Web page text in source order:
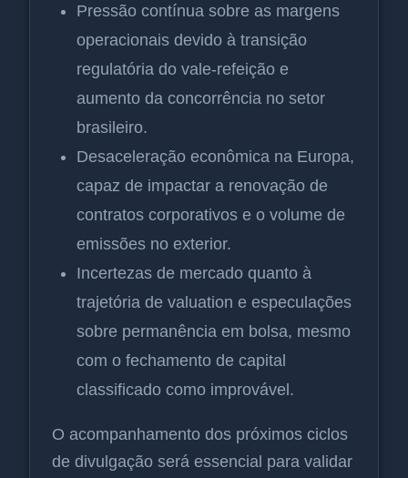
Pressão contínua sobre as margens
operacionais devido à transição
regulatória do vale-refeição e
aumento da concorrência no setor
brasileiro.
Desaceleração econômica na Europa,
capaz de impactar a renovação de
contratos corporativos e o volume de
emissões no exterior.
Incertezas de mercado quanto à
trajetória de valuation e especulações
sobre permanência em bolsa, mesmo
com o fechamento de capital
classificado como improvável.
O acompanhamento dos próximos ciclos
de divulgação será essencial para validar